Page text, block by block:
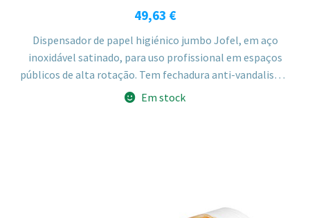
49,63 €
Dispensador de papel higiénico jumbo Jofel, em aço
inoxidável satinado, para uso profissional em espaços
públicos de alta rotação. Tem fechadura anti-vandalismo
com chave, visualizador de carga e suporta rolos até 300
Em stock